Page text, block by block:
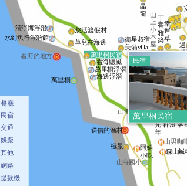
民宿
萬里桐民宿
晶
龍
丁
香
雅
築
水到魚行浮潛館
看海的地方
萬里桐
悠活渡假村
萬里桐民宿
萬里桐浮潛
海邊浮潛
牧羊人
山海里
送信的漁村
山海國小
餐廳
民宿
交通
娛樂
其他
網路
提款機
清淨海浮潛
美蒲villa
山水
田園
草兒在海邊
極景
幸
運
草
森山鹹
山男咖
拉
洛
夏
之
澄
雲
杉
軒
夏
日
光
年
阿娟
小吃
得園
遇
見
看海聽風
黎
好
山
上
小
木
屋
自然也
衞星叔宿